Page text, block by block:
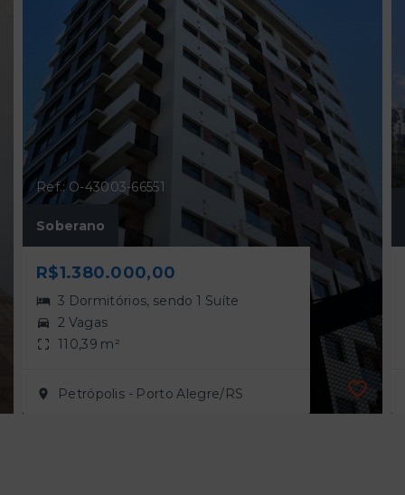
Ref.: O-43003-66551
Soberano
R$1.380.000,00
3 Dormitórios, sendo 1 Suíte
2 Vagas
110,39 m²
Petrópolis - Porto Alegre/RS